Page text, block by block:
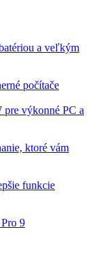
a veľkým
počítače
výkonné PC a
ktoré vám
funkcie
9